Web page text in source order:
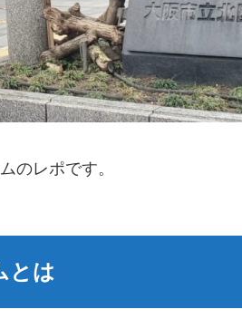
のレポです。
とは